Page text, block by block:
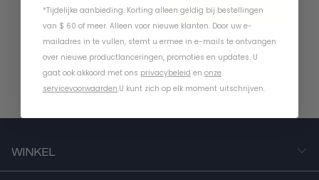
ABONNEREN
WINKEL
*Tijdelijke aanbieding. Korting alleen geldig bij bestellingen
van $ 60 of meer. Alleen voor nieuwe klanten. Door uw e-
mailadres in te vullen, stemt u ermee in e-mails te ontvangen
over nieuwe productlanceringen, promoties en updates. U
gaat ook akkoord met ons privacybeleid en onze
servicevoorwaarden.U kunt zich op elk moment uitschrijven.